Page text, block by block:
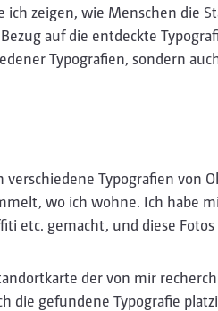
zeigen, wie Menschen die
auf die entdeckte
Typografien, sondern
Typografien von
wo ich wohne. Ich habe
etc. gemacht, und diese Fotos
der von mir
die gefundene Typografie